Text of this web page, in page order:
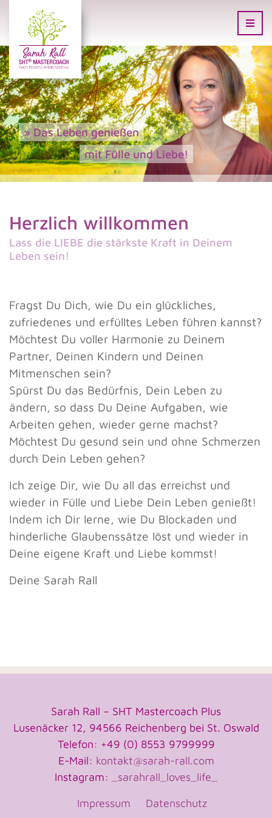
» Das Leben genießen
mit Fülle und Liebe!
Herzlich willkommen
Lass die LIEBE die stärkste Kraft in Deinem
Leben sein!
Fragst Du Dich, wie Du ein glückliches,
zufriedenes und erfülltes Leben führen kannst?
Möchtest Du voller Harmonie zu Deinem
Partner, Deinen Kindern und Deinen
Mitmenschen sein?
Spürst Du das Bedürfnis, Dein Leben zu
ändern, so dass Du Deine Aufgaben, wie
Arbeiten gehen, wieder gerne machst?
Möchtest Du gesund sein und ohne Schmerzen
durch Dein Leben gehen?
Ich zeige Dir, wie Du all das erreichst und
wieder in Fülle und Liebe Dein Leben genießt!
Indem ich Dir lerne, wie Du Blockaden und
hinderliche Glaubenssätze löst und wieder in
Deine eigene Kraft und Liebe kommst!
Deine Sarah Rall
Sarah Rall – SHT Mastercoach Plus
Lusenäcker 12, 94566 Reichenberg bei St. Oswald
Telefon: +49 (0) 8553 9799999
E-Mail: kontakt@sarah-rall.com
Instagram:
_sarahrall_loves_life_
Impressum Datenschutz